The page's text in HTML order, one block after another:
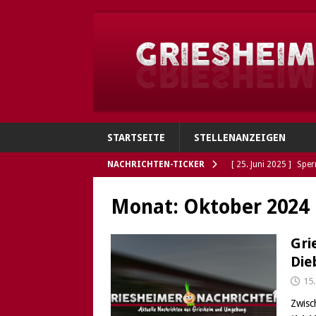
STARTSEITE STELLENANZEIGEN
NACHRICHTEN-TICKER [ 25. Juni 2025 ]
[ 4. Juni 2025 ]
[ 4. Juni 2025 ]
Polizei sucht
[ 5. Mai 2025 ] Die
Öffnungszeiten des
Monat: Oktober 2024